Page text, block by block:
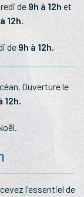
de 9h à 12h et
12h.
de9h à 12h.
Ouverture le
12h.
l'essentiel de